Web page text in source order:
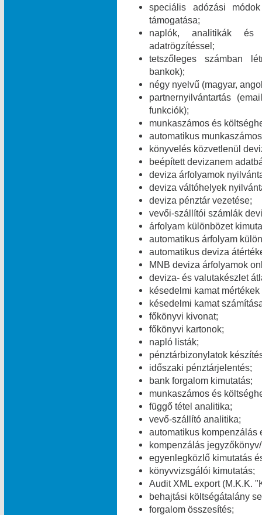
speciális adózási
támogatása;
naplók, analitikák és
adatrögzítéssel;
tetszőleges számban
bankok);
négy nyelvű (magyar,
partnernyilvántartás
funkciók);
munkaszámos és
automatikus
könyvelés közvetlenül
beépített devizanem
deviza árfolyamok
deviza váltóhelyek
deviza pénztár vezetése;
vevői-szállítói számlák
árfolyam különbözet
automatikus árfolyam
automatikus deviza
MNB deviza árfolyamok
deviza- és valutakészlet
késedelmi kamat
késedelmi kamat
főkönyvi kivonat;
főkönyvi kartonok;
napló listák;
pénztárbizonylatok
időszaki pénztárjelentés;
bank forgalom kimutatás;
munkaszámos és
függő tétel analitika;
vevő-szállító analitika;
automatikus kompenzálás
kompenzálás
egyenlegközlő kimutatás
könyvvizsgálói kimutatás;
Audit XML export (M.K.K.
behajtási költségátalány
forgalom összesítés;